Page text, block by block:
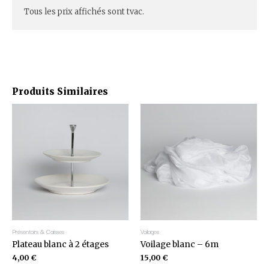
Produits Similaires
Présentoirs & Caisses
Plateau blanc à 2 étages
4,00 €
Voilages
Voilage blanc – 6m
15,00 €
Tous les prix affichés sont tvac.